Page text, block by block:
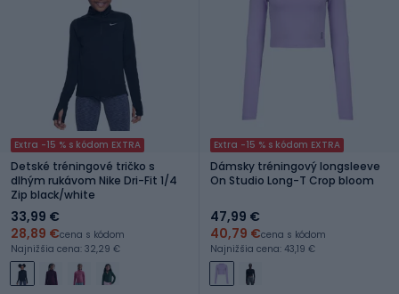
Extra -15 % s kódom EXTRA
Detské tréningové tričko s
dlhým rukávom Nike Dri-Fit 1/4
Zip black/white
33,99 €
28,89 €cena s kódom
Najnižšia cena: 32,29 €
Extra -15 % s kódom EXTRA
Dámsky tréningový longsleeve
On Studio Long-T Crop bloom
47,99 €
40,79 €cena s kódom
Najnižšia cena: 43,19 €